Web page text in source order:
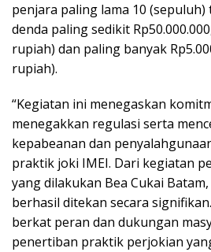
penjara paling lama 10 (sepuluh)
denda paling sedikit
rupiah) dan paling banyak
rupiah).
“Kegiatan ini menegaskan
menegakkan regulasi serta
kepabeanan dan
praktik joki IMEI. Dari kegiatan
yang dilakukan Bea Cukai
berhasil ditekan secara
berkat peran dan dukungan
penertiban praktik perjokian